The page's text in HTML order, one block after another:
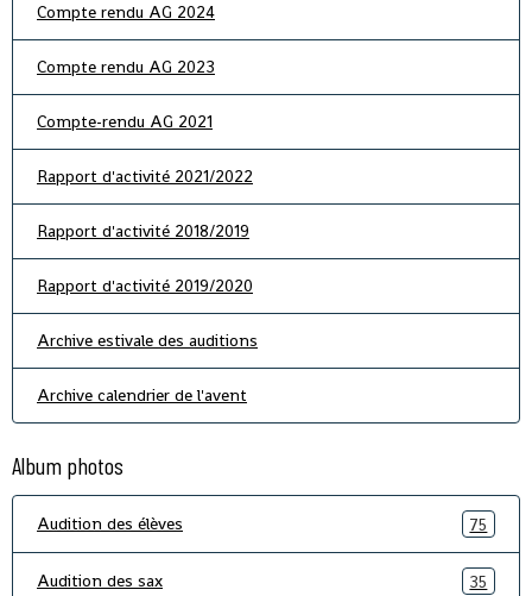
Compte rendu AG 2024
Compte rendu AG 2023
Compte-rendu AG 2021
Rapport d'activité 2021/2022
Rapport d'activité 2018/2019
Rapport d'activité 2019/2020
Archive estivale des auditions
Archive calendrier de l'avent
Album photos
Audition des élèves 75
Audition des sax 35